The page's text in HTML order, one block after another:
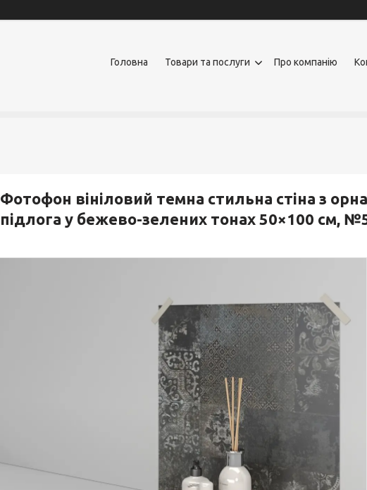
Головна Товари та послуги Про компанію
Фотофон вініловий темна стильна стіна з
підлога у бежево-зелених тонах 50×100 см,